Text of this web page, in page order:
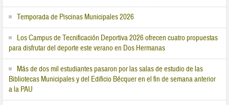
Temporada de Piscinas Municipales 2026
Los Campus de Tecnificación Deportiva 2026 ofrecen cuatro propuestas
para disfrutar del deporte este verano en Dos Hermanas
Más de dos mil estudiantes pasaron por las salas de estudio de las
Bibliotecas Municipales y del Edificio Bécquer en el fin de semana anterior
a la PAU